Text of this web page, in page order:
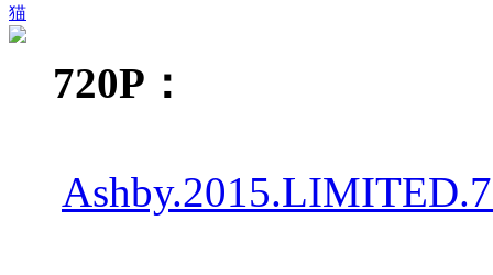
猫
720P：